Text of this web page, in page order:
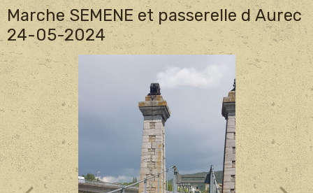
Marche SEMENE et passerelle d Aurec
24-05-2024